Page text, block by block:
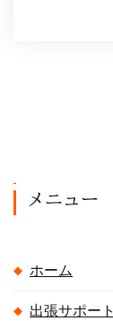
メニュー
ホーム
出張サポート